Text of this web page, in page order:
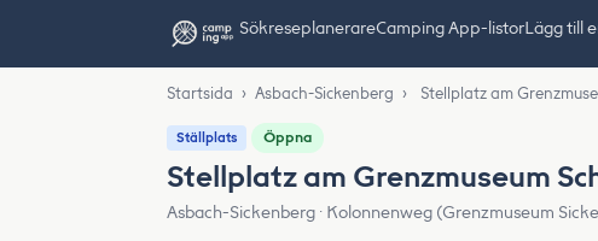
SökreseplanerareCamping App-listorLägg till
Startsida › Asbach-Sickenberg › Stellplatz am
Ställplats Öppna
Stellplatz am Grenzmuseum
Asbach-Sickenberg · Kolonnenweg (Grenzmuseum